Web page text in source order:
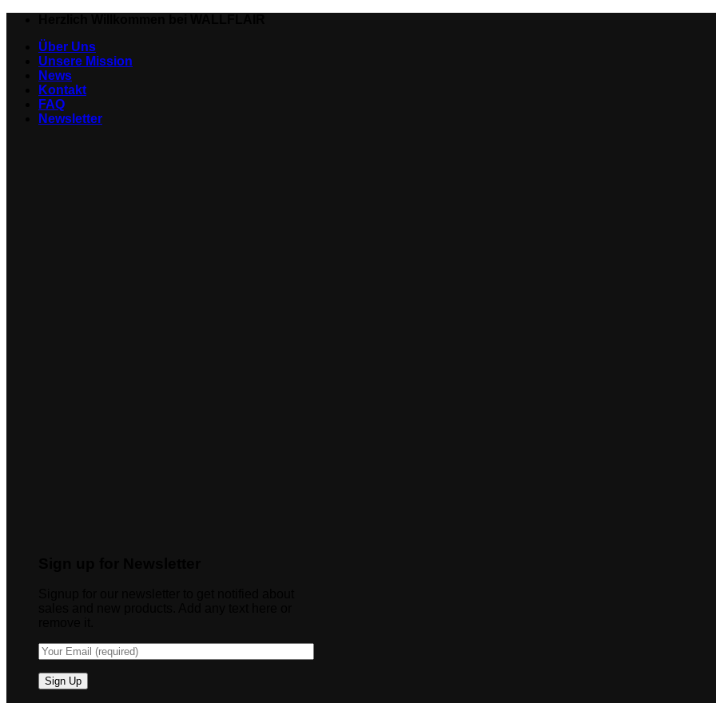
springenÜber Uns
Unsere Mission
News
Kontakt
FAQ
Newsletter